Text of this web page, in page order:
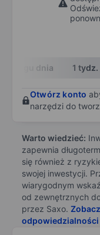
W ciągu dnia 1 tydz.
Otwórz konto
narzędzi do
Warto wiedzieć:
zapewnia
się również z
swojej inwestycji.
wiarygodnym
od zewnętrznych
przez Saxo.